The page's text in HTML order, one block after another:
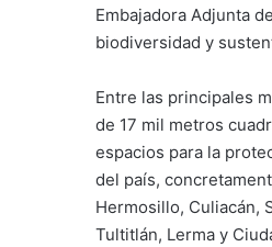
Embajadora Adjunta
biodiversidad y
Entre las principales
de 17 mil metros
espacios para la
del país,
Hermosillo, Culiacán,
Tultitlán, Lerma y